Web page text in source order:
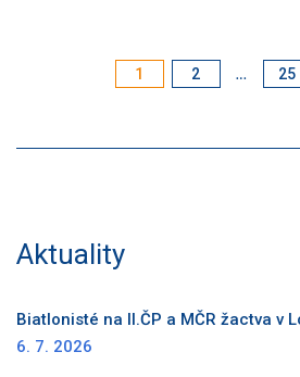
Stránkování
1 2 … 25
Aktuality
Biatlonisté na II.ČP a MČR žactva v
6. 7. 2026